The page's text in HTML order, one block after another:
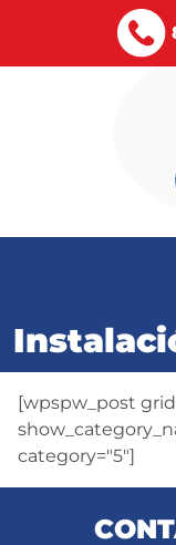
[wpspw_post
category="5"]